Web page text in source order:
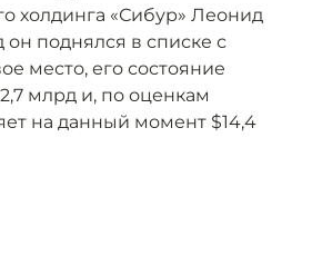
холдинга «Сибур» Леонид
он поднялся в списке с
место, его состояние
млрд и, по оценкам
на данный момент $14,4